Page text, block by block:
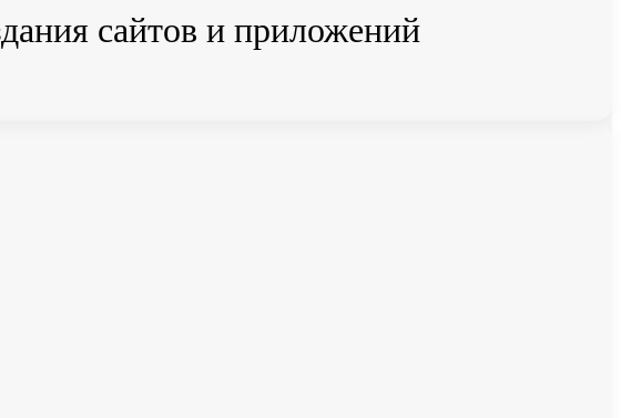
сайтов и приложений